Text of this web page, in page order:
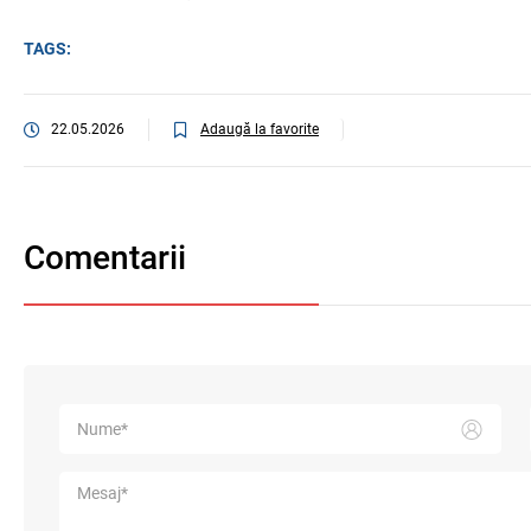
TAGS:
22.05.2026 Adaugă la favorite
Comentarii